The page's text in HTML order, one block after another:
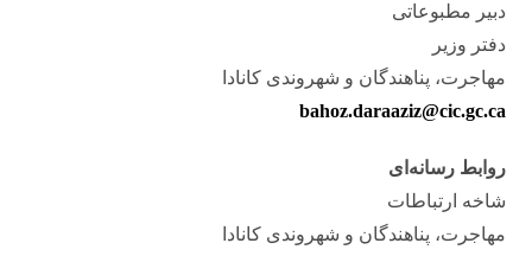
دبیر مطبوعاتی
دفتر وزیر
مهاجرت، پناهندگان و شهروندی کانادا
bahoz.daraaziz@cic.gc.ca
روابط رسانه‌ای
شاخه ارتباطات
مهاجرت، پناهندگان و شهروندی کانادا